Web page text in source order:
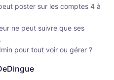
poster sur les comptes 4 à
ne peut suivre que ses
pour tout voir ou gérer ?